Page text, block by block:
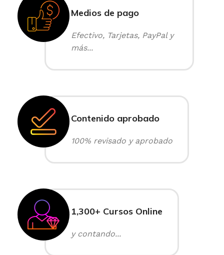
Medios de pago
Efectivo, Tarjetas, PayPal y
más...
Contenido aprobado
100% revisado y aprobado
1,300+ Cursos Online
y contando...